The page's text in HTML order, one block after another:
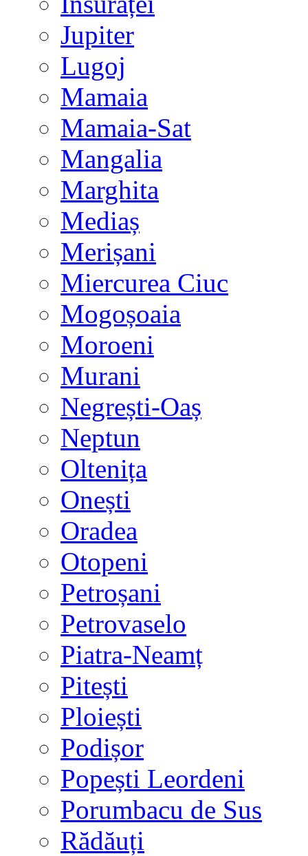
Jupiter
Lugoj
Mamaia
Mamaia-Sat
Mangalia
Marghita
Mediaș
Merișani
Miercurea Ciuc
Mogoșoaia
Moroeni
Murani
Negrești-Oaș
Neptun
Oltenița
Onești
Oradea
Otopeni
Petroșani
Petrovaselo
Piatra-Neamț
Pitești
Ploiești
Podișor
Popești Leordeni
Porumbacu de Sus
Rădăuți